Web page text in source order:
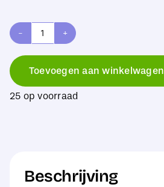
Siser
Snijmat
30
cm
Toevoegen aan winkelwagen
25 op voorraad
Beschrijving